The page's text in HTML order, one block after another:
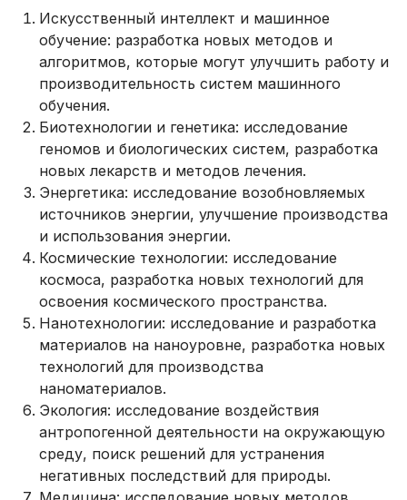
Искусственный интеллект и машинное
обучение: разработка новых методов и
алгоритмов, которые могут улучшить работу и
производительность систем машинного
обучения.
Биотехнологии и генетика: исследование
геномов и биологических систем, разработка
новых лекарств и методов лечения.
Энергетика: исследование возобновляемых
источников энергии, улучшение производства
и использования энергии.
Космические технологии: исследование
космоса, разработка новых технологий для
освоения космического пространства.
Нанотехнологии: исследование и разработка
материалов на наноуровне, разработка новых
технологий для производства
наноматериалов.
Экология: исследование воздействия
антропогенной деятельности на окружающую
среду, поиск решений для устранения
негативных последствий для природы.